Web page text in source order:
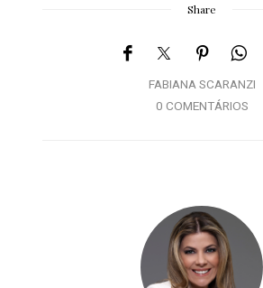
Share
FABIANA SCARANZI
0 COMENTÁRIOS